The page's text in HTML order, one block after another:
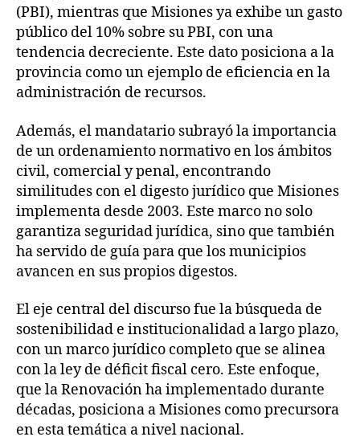
(PBI), mientras que Misiones ya exhibe un gasto
público del 10% sobre su PBI, con una
tendencia decreciente. Este dato posiciona a la
provincia como un ejemplo de eficiencia en la
administración de recursos.
Además, el mandatario subrayó la importancia
de un ordenamiento normativo en los ámbitos
civil, comercial y penal, encontrando
similitudes con el digesto jurídico que Misiones
implementa desde 2003. Este marco no solo
garantiza seguridad jurídica, sino que también
ha servido de guía para que los municipios
avancen en sus propios digestos.
El eje central del discurso fue la búsqueda de
sostenibilidad e institucionalidad a largo plazo,
con un marco jurídico completo que se alinea
con la ley de déficit fiscal cero. Este enfoque,
que la Renovación ha implementado durante
décadas, posiciona a Misiones como precursora
en esta temática a nivel nacional.